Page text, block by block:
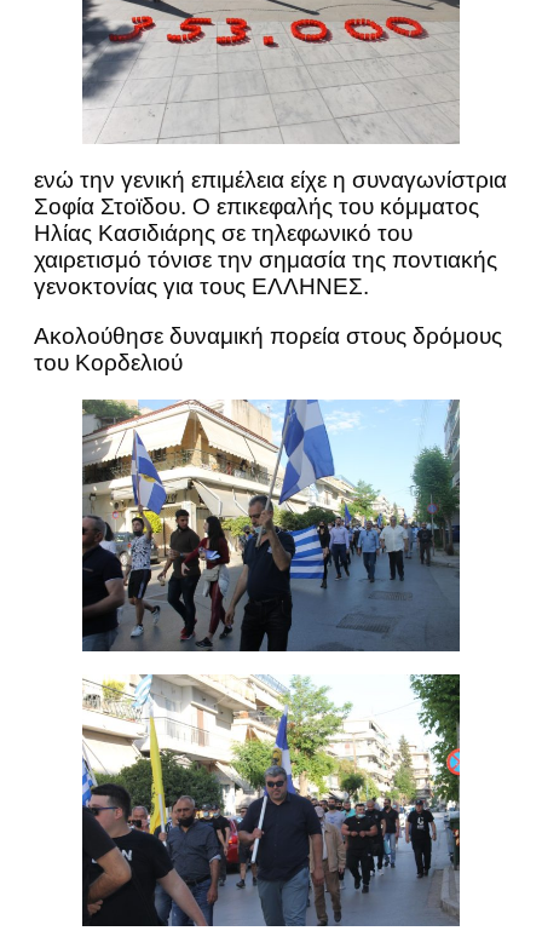
ενώ την γενική επιμέλεια είχε η συναγωνίστρια
Σοφία Στοϊδου. Ο επικεφαλής του κόμματος
Ηλίας Κασιδιάρης σε τηλεφωνικό του
χαιρετισμό τόνισε την σημασία της ποντιακής
γενοκτονίας για τους ΕΛΛΗΝΕΣ.
Ακολούθησε δυναμική πορεία στους δρόμους
του Κορδελιού